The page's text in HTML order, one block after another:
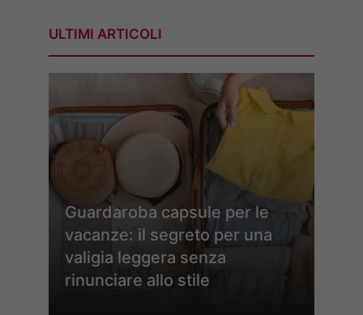
ULTIMI ARTICOLI
Guardaroba capsule per le
vacanze: il segreto per una
valigia leggera senza
rinunciare allo stile